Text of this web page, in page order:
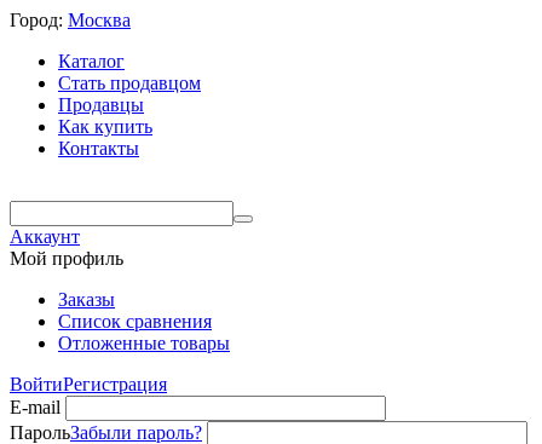
Город: Москва
Каталог
Стать продавцом
Продавцы
Как купить
Контакты
Аккаунт
Мой профиль
Заказы
Список сравнения
Отложенные товары
ВойтиРегистрация
E-mail
ПарольЗабыли пароль?